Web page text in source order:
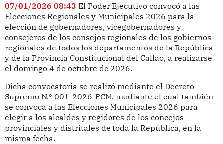
07/01/2026 08:43 El Poder Ejecutivo convocó a las
Elecciones Regionales y Municipales 2026 para la
elección de gobernadores, vicegobernadores y
consejeros de los consejos regionales de los gobiernos
regionales de todos los departamentos de la República
y de la Provincia Constitucional del Callao, a realizarse
el domingo 4 de octubre de 2026.
Dicha convocatoria se realizó mediante el Decreto
Supremo N.º 001-2026-PCM, mediante el cual también
se convoca a las Elecciones Municipales 2026 para
elegir a los alcaldes y regidores de los concejos
provinciales y distritales de toda la República, en la
misma fecha.